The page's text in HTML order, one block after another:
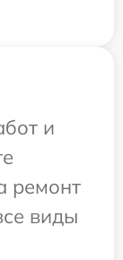
и
ремонт
виды